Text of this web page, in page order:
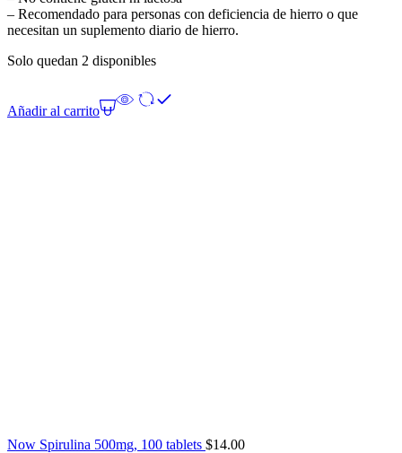
– Recomendado para personas con deficiencia de hierro o que
necesitan un suplemento diario de hierro.
Solo quedan 2 disponibles
Añadir al carrito
Now Spirulina 500mg, 100 tablets $14.00